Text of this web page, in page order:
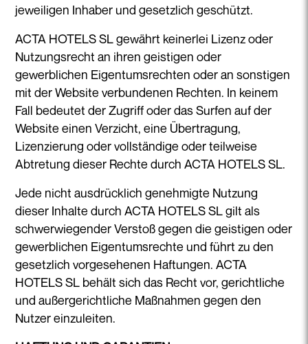
jeweiligen Inhaber und gesetzlich geschützt.
ACTA HOTELS SL gewährt keinerlei Lizenz oder
Nutzungsrecht an ihren geistigen oder
gewerblichen Eigentumsrechten oder an sonstigen
mit der Website verbundenen Rechten. In keinem
Fall bedeutet der Zugriff oder das Surfen auf der
Website einen Verzicht, eine Übertragung,
Lizenzierung oder vollständige oder teilweise
Abtretung dieser Rechte durch ACTA HOTELS SL.
Jede nicht ausdrücklich genehmigte Nutzung
dieser Inhalte durch ACTA HOTELS SL gilt als
schwerwiegender Verstoß gegen die geistigen oder
gewerblichen Eigentumsrechte und führt zu den
gesetzlich vorgesehenen Haftungen. ACTA
HOTELS SL behält sich das Recht vor, gerichtliche
und außergerichtliche Maßnahmen gegen den
Nutzer einzuleiten.